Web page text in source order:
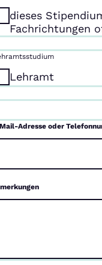
dieses
Fachrichtungen
Lehramt
Adresse oder